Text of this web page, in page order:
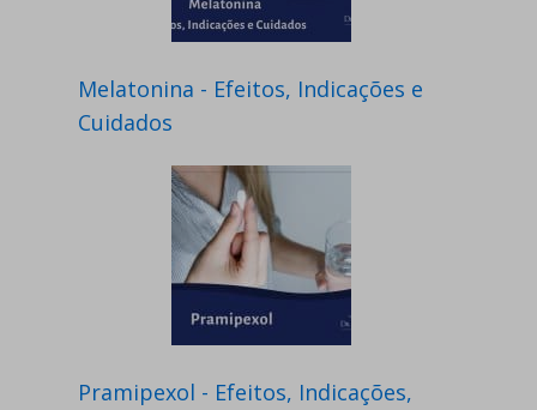
Melatonina - Efeitos, Indicações e
Cuidados
Pramipexol - Efeitos, Indicações,